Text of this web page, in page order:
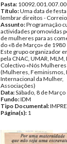
Pasta:
Título:Uma data de
lembrar direitos -
Assunto:Programação
actividades promovidas
de mulheres para as
do «8 de Março» de 1980
Este grupo organizador
pela CNAC, UMAR, MLM,
Colectivo «Nós
(Mulheres, Feminismos,
Internacional da Mulher,
Associações)
Data:Sábado, 8 de
Fundo:IDM
Tipo Documental:
Página(s): 1